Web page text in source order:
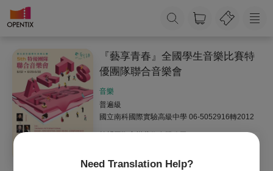
Need Translation Help?
『藝享青春』全國學生音樂比賽特
優團隊聯合音樂會
音樂
普遍級
國立南科國際實驗高級中學 06-5052916轉2012